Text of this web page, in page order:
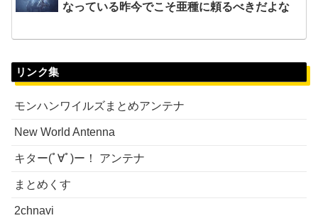
なっている昨今でこそ亜種に頼るべきだよな
リンク集
モンハンワイルズまとめアンテナ
New World Antenna
キター(ﾟ∀ﾟ)ー！ アンテナ
まとめくす
2chnavi